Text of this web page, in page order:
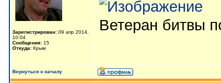
Зарегистрирован: 09 апр 2014,
10:04
Сообщения: 15
Откуда: Крым
Ветеран битвы
Вернуться к началу